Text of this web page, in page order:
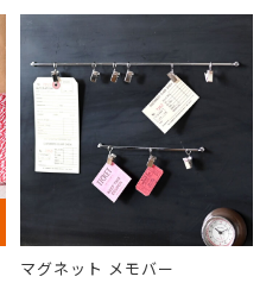
マグネット メモバー